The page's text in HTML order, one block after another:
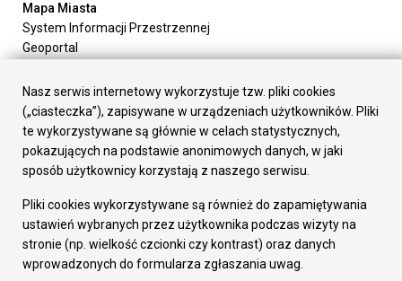
Mapa Miasta
System Informacji Przestrzennej
Geoportal
Załatw sprawę
Prezydent Miasta
Rada Miasta
Wydziały
Elektroniczna Skrzynka Podawcza
Gospodarka
Fundusze europejskie
Środki krajowe
Oferty inwestycyjne
Nasz serwis internetowy wykorzystuje tzw. pliki cookies
(„ciasteczka”), zapisywane w urządzeniach użytkowników. Pliki
te wykorzystywane są głównie w celach statystycznych,
pokazujących na podstawie anonimowych danych, w jaki
sposób użytkownicy korzystają z naszego serwisu.
Pliki cookies wykorzystywane są również do zapamiętywania
ustawień wybranych przez użytkownika podczas wizyty na
stronie (np. wielkość czcionki czy kontrast) oraz danych
wprowadzonych do formularza zgłaszania uwag.